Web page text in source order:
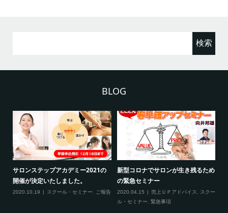
BLOG
残るため
,スクー
新型コロナ対策につきまして（ご来
場される方へ）
2020.02.27 スクール・セミナー ,緊急事
3月の限定メニュー技術講習の
2020.02.20